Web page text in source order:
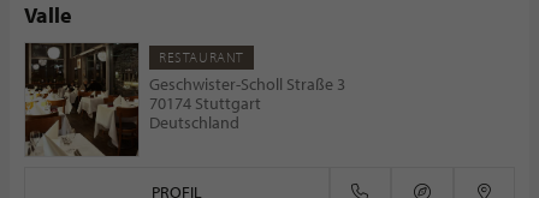
Valle
RESTAURANT
Geschwister-Scholl Straße 3
70174 Stuttgart
Deutschland
PROFIL